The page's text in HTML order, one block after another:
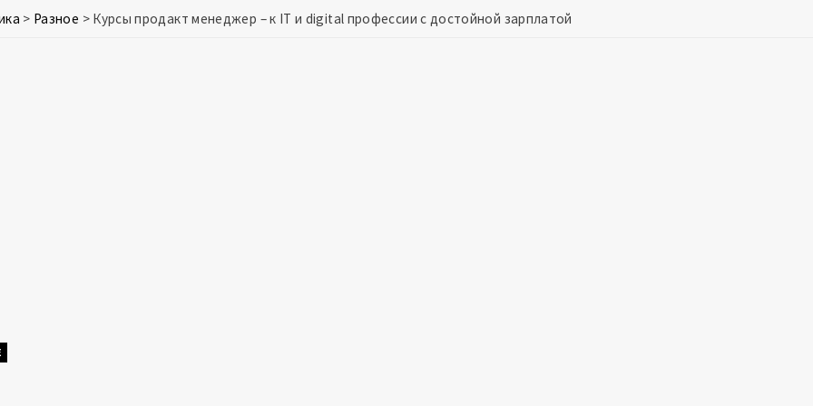
> Разное > Курсы продакт менеджер – к IT и digital профессии с достойной зарплатой